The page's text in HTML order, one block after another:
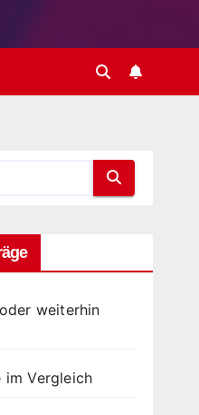
weiterhin
im Vergleich